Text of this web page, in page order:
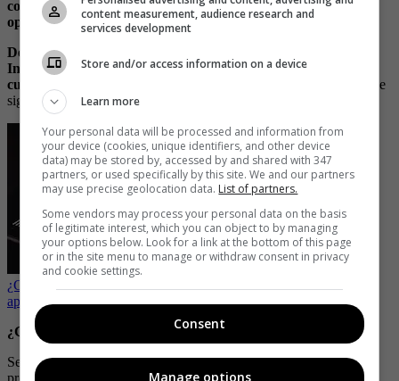
construir unos seguidores fieles para compartir sus ideas,
opiniones y creatividad con el mundo”.
Detallan que en un inicio la aplicación estará conectada a
Instagram, por lo que permitirá a los usuarios que creen su
cuenta con su perfil, y así podrá
seguir a los mismos usuarios que
siguen en la plataforma.
¿Cómo ahorrar almacenamiento en un celular Android sin borrar
aplicaciones?
¿Cuándo sale Threads?
Según han informado, en Estados Unidos su lanzamiento será el
content measurement, audience research and
services development
Store and/or access information on a device
Learn more
Your personal data will be processed and information from
your device (cookies, unique identifiers, and other device
data) may be stored by, accessed by and shared with 347
partners, or used specifically by this site. We and our partners
may use precise geolocation data. List of partners.
Some vendors may process your personal data on the basis
of legitimate interest, which you can object to by managing
your options below. Look for a link at the bottom of this page
or in the site menu to manage or withdraw consent in privacy
and cookie settings.
Consent
Manage options